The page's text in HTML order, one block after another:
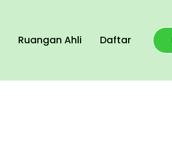
Ruangan Ahli Daftar